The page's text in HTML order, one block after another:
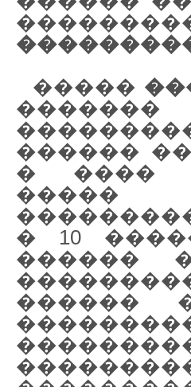
�����
������
� ����
�����
� 10
������
������